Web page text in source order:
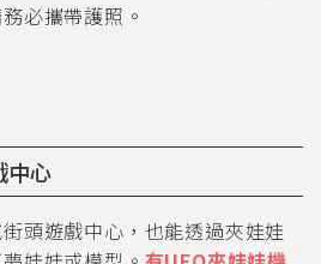
必攜帶護照。
中心
頭遊戲中心，也能透過夾娃娃